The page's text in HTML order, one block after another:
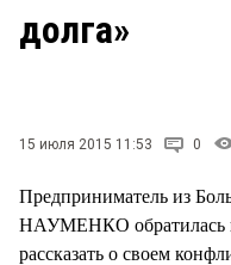
долга»
15 июля 2015 11:53 0
Предприниматель из
НАУМЕНКО обратилась
рассказать о своем